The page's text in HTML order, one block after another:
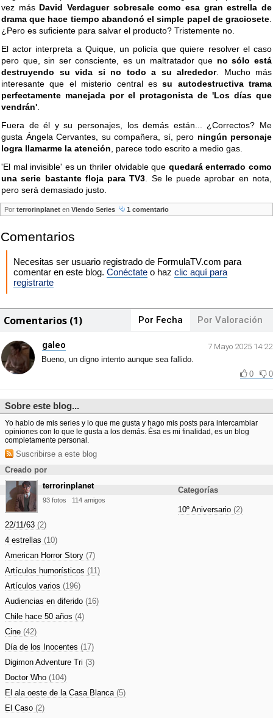
vez más David Verdaguer sobresale como esa gran estrella de
drama que hace tiempo abandonó el simple papel de graciosete
¿Pero es suficiente para salvar el producto? Tristemente no.
El actor interpreta a Quique, un policía que quiere resolver el caso
pero que, sin ser consciente, es un maltratador que no sólo está
destruyendo su vida si no todo a su alrededor. Mucho más
interesante que el misterio central essu autodestructiva trama
perfectamente manejada por el protagonista de 'Los días que
vendrán'
Fuera de él y su personajes, los demás están... ¿Correctos? Me
gusta Ángela Cervantes, su compañera, sí, pero ningún personaje
logra llamarme la atención , parece todo escrito a medio gas.
'El mal invisible' es un thriler olvidable que quedará enterrado como
una serie bastante floja para TV3 . Se le puede aprobar en nota,
pero será demasiado justo.
Por terrorinplanet en Viendo Series 1 comentario
Comentarios
Necesitas ser usuario registrado de FormulaTV.com para
comentar en este blog. Conéctate o haz clic aquí para
registrarte
Comentarios (1) Por Fecha Por Valoración
galeo
7 Mayo 2025 14:22
Bueno, un digno intento aunque sea fallido.
0
0
Sobre este blog...
Yo hablo de mis series y lo que me gusta y hago mis posts para intercambiar
opiniones con lo que le gusta a los demás. Ésa es mi finalidad, es un blog
completamente personal.
Suscribirse a este blog
Creado por
terrorinplanet
93 fotos 114 amigos
Categorías
10º Aniversario (2)
22/11/63 (2)
4 estrellas (10)
American Horror Story (7)
Artículos humorísticos (11)
Artículos varios (196)
Audiencias en diferido (16)
Chile hace 50 años (4)
Cine (42)
Día de los Inocentes (17)
Digimon Adventure Tri (3)
Doctor Who (104)
El ala oeste de la Casa Blanca (5)
El Caso (2)